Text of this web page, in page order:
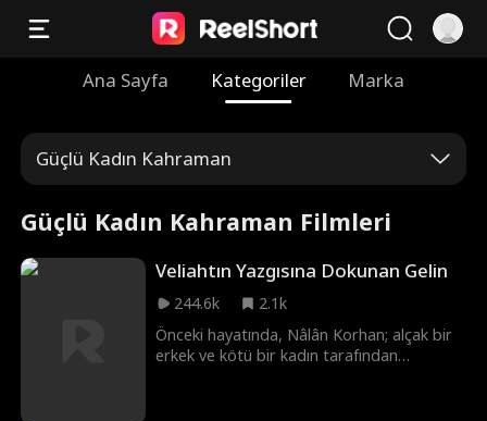
Ana Sayfa Kategoriler Marka
Güçlü Kadın Kahraman
Güçlü Kadın Kahraman Filmleri
Veliahtın Yazgısına Dokunan Gelin
244.6k
2.1k
Önceki hayatında, Nâlân Korhan; alçak bir
erkek ve kötü bir kadın tarafından